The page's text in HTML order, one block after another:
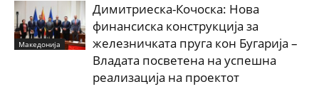
Македонија
Димитриеска-Кочоска: Нова
финансиска конструкција за
железничката пруга кон Бугарија –
Владата посветена на успешна
реализација на проектот